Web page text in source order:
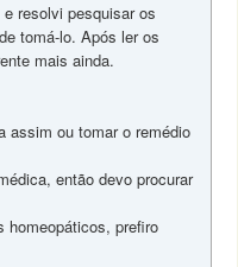
resolvi pesquisar os
tomá-lo. Após ler os
mais ainda.
assim ou tomar o remédio
então devo procurar
homeopáticos, prefiro